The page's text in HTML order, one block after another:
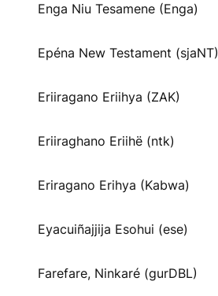
Enga Niu Tesamene (Enga)
Epéna New Testament (sjaNT)
Eriiragano Eriihya (ZAK)
Eriiraghano Eriihë (ntk)
Eriragano Erihya (Kabwa)
Eyacuiñajjija Esohui (ese)
Farefare, Ninkaré (gurDBL)